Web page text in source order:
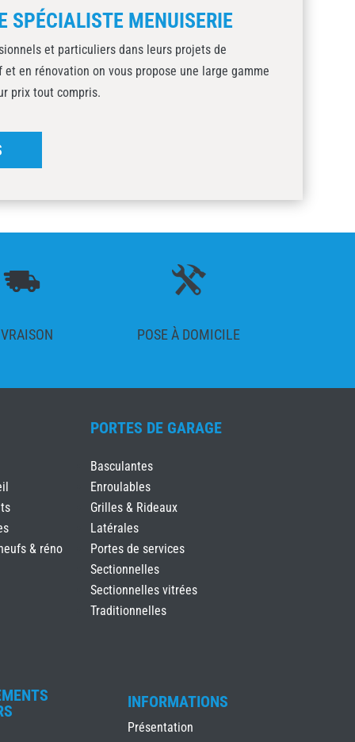
SPÉCIALISTE MENUISERIE
et particuliers dans leurs projets de
en rénovation on vous propose une large gamme
prix tout compris.
POSE À DOMICILE
& réno
PORTES DE GARAGE
Basculantes
Enroulables
Grilles & Rideaux
Latérales
Portes de services
Sectionnelles
Sectionnelles vitrées
Traditionnelles
INFORMATIONS
Présentation